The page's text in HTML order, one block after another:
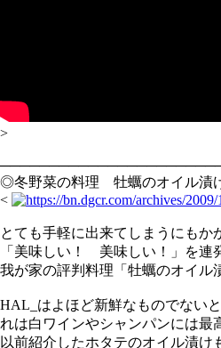
>
◎冬野菜の料理 牡蠣のオイル漬
<
とても手軽に出来てしまうにもか
「美味しい！ 美味しい！」を連
我が家の評判料理「牡蠣のオイル
HAL_はよほど新鮮なものでない
れは白ワインやシャンパンには最
以前紹介したホタテのオイル漬け